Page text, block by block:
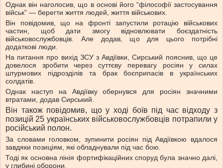
Однак він наголосив, що в основі його “філософії застосування
військ” — берегти життя людей, життя військових.
Він повідомив, що на фронті запустили ротацію військових
частин, щоб дати змогу відновлювати боєздатність
військовослужбовців. Але додав, що для цього потрібні
додаткові люди.
На питання про вихід ЗСУ з Авдіївки, Сирський пояснив, що це
довелося зробити через суттєву перевагу росіян у силах
штурмових підрозділів та брак боєприпасів в українських
солдатів.
Однак наступ на Авдіївку обернувся для росіян значними
втратами, додав Сирський.
Він також повідомив, що у ході боїв під час відходу з
позицій 25 українських військовослужбовців потрапили у
російський полон.
За словами головком, зупинити росіян під Авдіївкою вдалося
завдяки позиціям, які обладнували під час бою.
Тоді як основна лінія фортифікаційних споруд була значно далі,
у глибині оборони.